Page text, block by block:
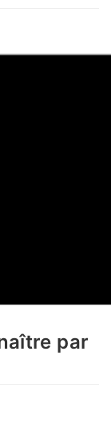
par